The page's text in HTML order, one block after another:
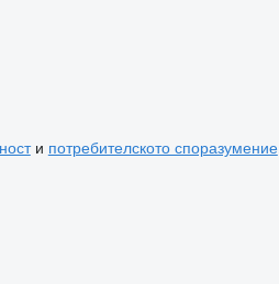
и потребителското споразумение.